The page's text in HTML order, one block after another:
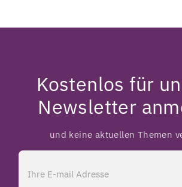
Kostenlos für
Newsletter
und keine aktuellen Themen